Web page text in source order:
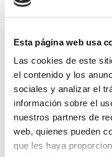
Esta página web usa
Las cookies de este
el contenido y los
sociales y analizar el
información sobre el
nuestros partners de
web, quienes pueden
que les haya
Festival Internacional de